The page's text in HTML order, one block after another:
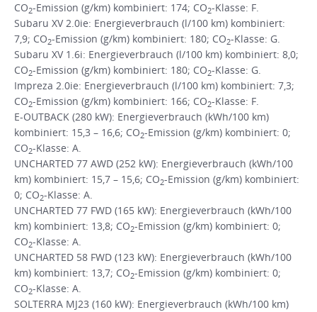
CO2-Emission (g/km) kombiniert: 174; CO2-Klasse: F.
Subaru XV 2.0ie: Energieverbrauch (l/100 km) kombiniert:
7,9; CO2-Emission (g/km) kombiniert: 180; CO2-Klasse: G.
Subaru XV 1.6i: Energieverbrauch (l/100 km) kombiniert: 8,0;
CO2-Emission (g/km) kombiniert: 180; CO2-Klasse: G.
Impreza 2.0ie: Energieverbrauch (l/100 km) kombiniert: 7,3;
CO2-Emission (g/km) kombiniert: 166; CO2-Klasse: F.
E-OUTBACK (280 kW): Energieverbrauch (kWh/100 km)
kombiniert: 15,3 – 16,6; CO2-Emission (g/km) kombiniert: 0;
CO2-Klasse: A.
UNCHARTED 77 AWD (252 kW): Energieverbrauch (kWh/100
km) kombiniert: 15,7 – 15,6; CO2-Emission (g/km) kombiniert:
0; CO2-Klasse: A.
UNCHARTED 77 FWD (165 kW): Energieverbrauch (kWh/100
km) kombiniert: 13,8; CO2-Emission (g/km) kombiniert: 0;
CO2-Klasse: A.
UNCHARTED 58 FWD (123 kW): Energieverbrauch (kWh/100
km) kombiniert: 13,7; CO2-Emission (g/km) kombiniert: 0;
CO2-Klasse: A.
SOLTERRA MJ23 (160 kW): Energieverbrauch (kWh/100 km)